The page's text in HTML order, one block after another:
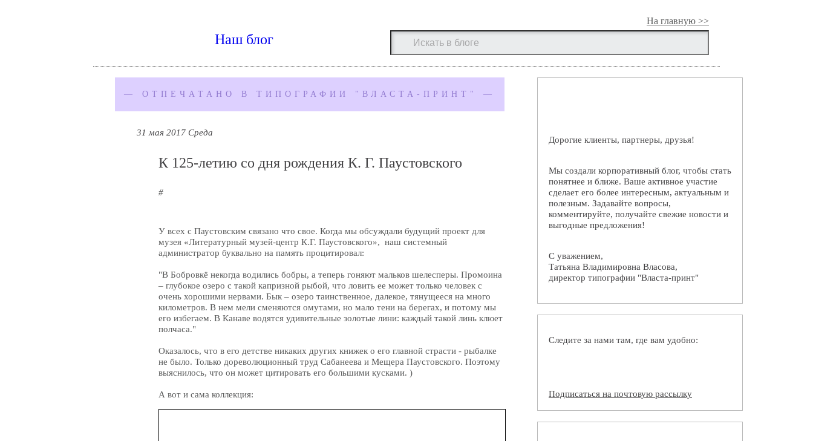
Наш блог
На главную >>
— ОТПЕЧАТАНО В ТИПОГРАФИИ "ВЛАСТА-ПРИНТ" —
31 мая 2017 Среда
К 125-летию со дня рождения К. Г. Паустовского
#
У всех с Паустовским связано что свое. Когда мы обсуждали будущий проект для
музея «Литературный музей-центр К.Г. Паустовского», наш системный
администратор буквально на память процитировал:
"В Бобровкё некогда водились бобры, а теперь гоняют мальков шелесперы. Промоина
– глубокое озеро с такой капризной рыбой, что ловить ее может только человек с
очень хорошими нервами. Бык – озеро таинственное, далекое, тянущееся на много
километров. В нем мели сменяются омутами, но мало тени на берегах, и потому мы
его избегаем. В Канаве водятся удивительные золотые лини: каждый такой линь клюет
полчаса."
Оказалось, что в его детстве никаких других книжек о его главной страсти - рыбалке
не было. Только дореволюционный труд Сабанеева и Мещера Паустовского. Поэтому
выяснилось, что он может цитировать его большими кусками. )
А вот и сама коллекция:
Дорогие клиенты, партнеры, друзья!
Мы создали корпоративный блог, чтобы стать
понятнее и ближе. Ваше активное участие
сделает его более интересным, актуальным и
полезным. Задавайте вопросы,
комментируйте, получайте свежие новости и
выгодные предложения!
С уважением,
Татьяна Владимировна Власова,
директор типографии "Власта-принт"
Следите за нами там, где вам удобно:
Подписаться на почтовую рассылку